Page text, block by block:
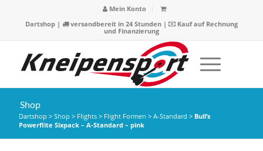
Mein Konto
Dartshop| versandbereit in 24 Stunden |
Kauf auf Rechnung
und Finanzierung
Shop
Dartshop > Shop > Flights> Flight Formen > A-Standard > Bull’s
Powerflite Sixpack – A-Standard – pink